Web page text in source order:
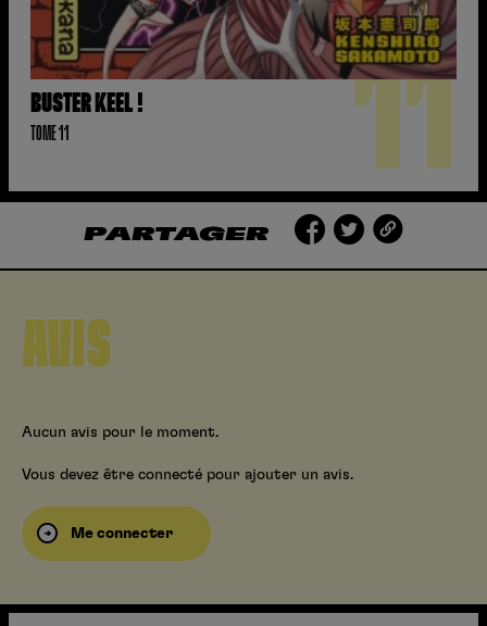
BUSTER KEEL !
TOME 11 11
PARTAGER
AVIS
Aucun avis pour le moment.
Vous devez être connecté pour ajouter un avis.
Me connecter